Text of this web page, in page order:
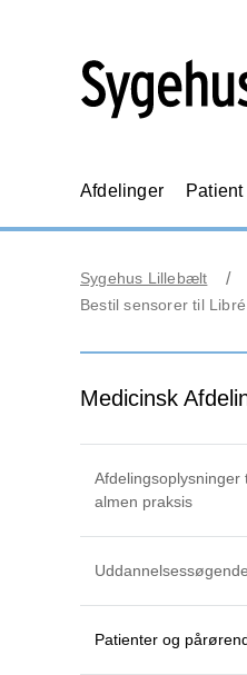
Afdelinger
Sygehus Lillebælt
Bestil sensorer til Libré
Medicinsk
Afdelingsoplysninger
almen praksis
Uddannelsessøgende
Patienter og